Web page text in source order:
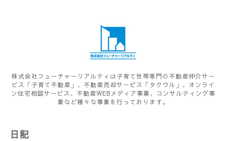
株式会社フューチャーリアルティは子育て世帯専門の不動産仲介サー
ビス「子育て不動産」、不動産売却サービス「タクウル」、オンライ
ン住宅相談サービス、不動産WEBメディア事業、コンサルティング事
業など様々な事業を行っております。
日記